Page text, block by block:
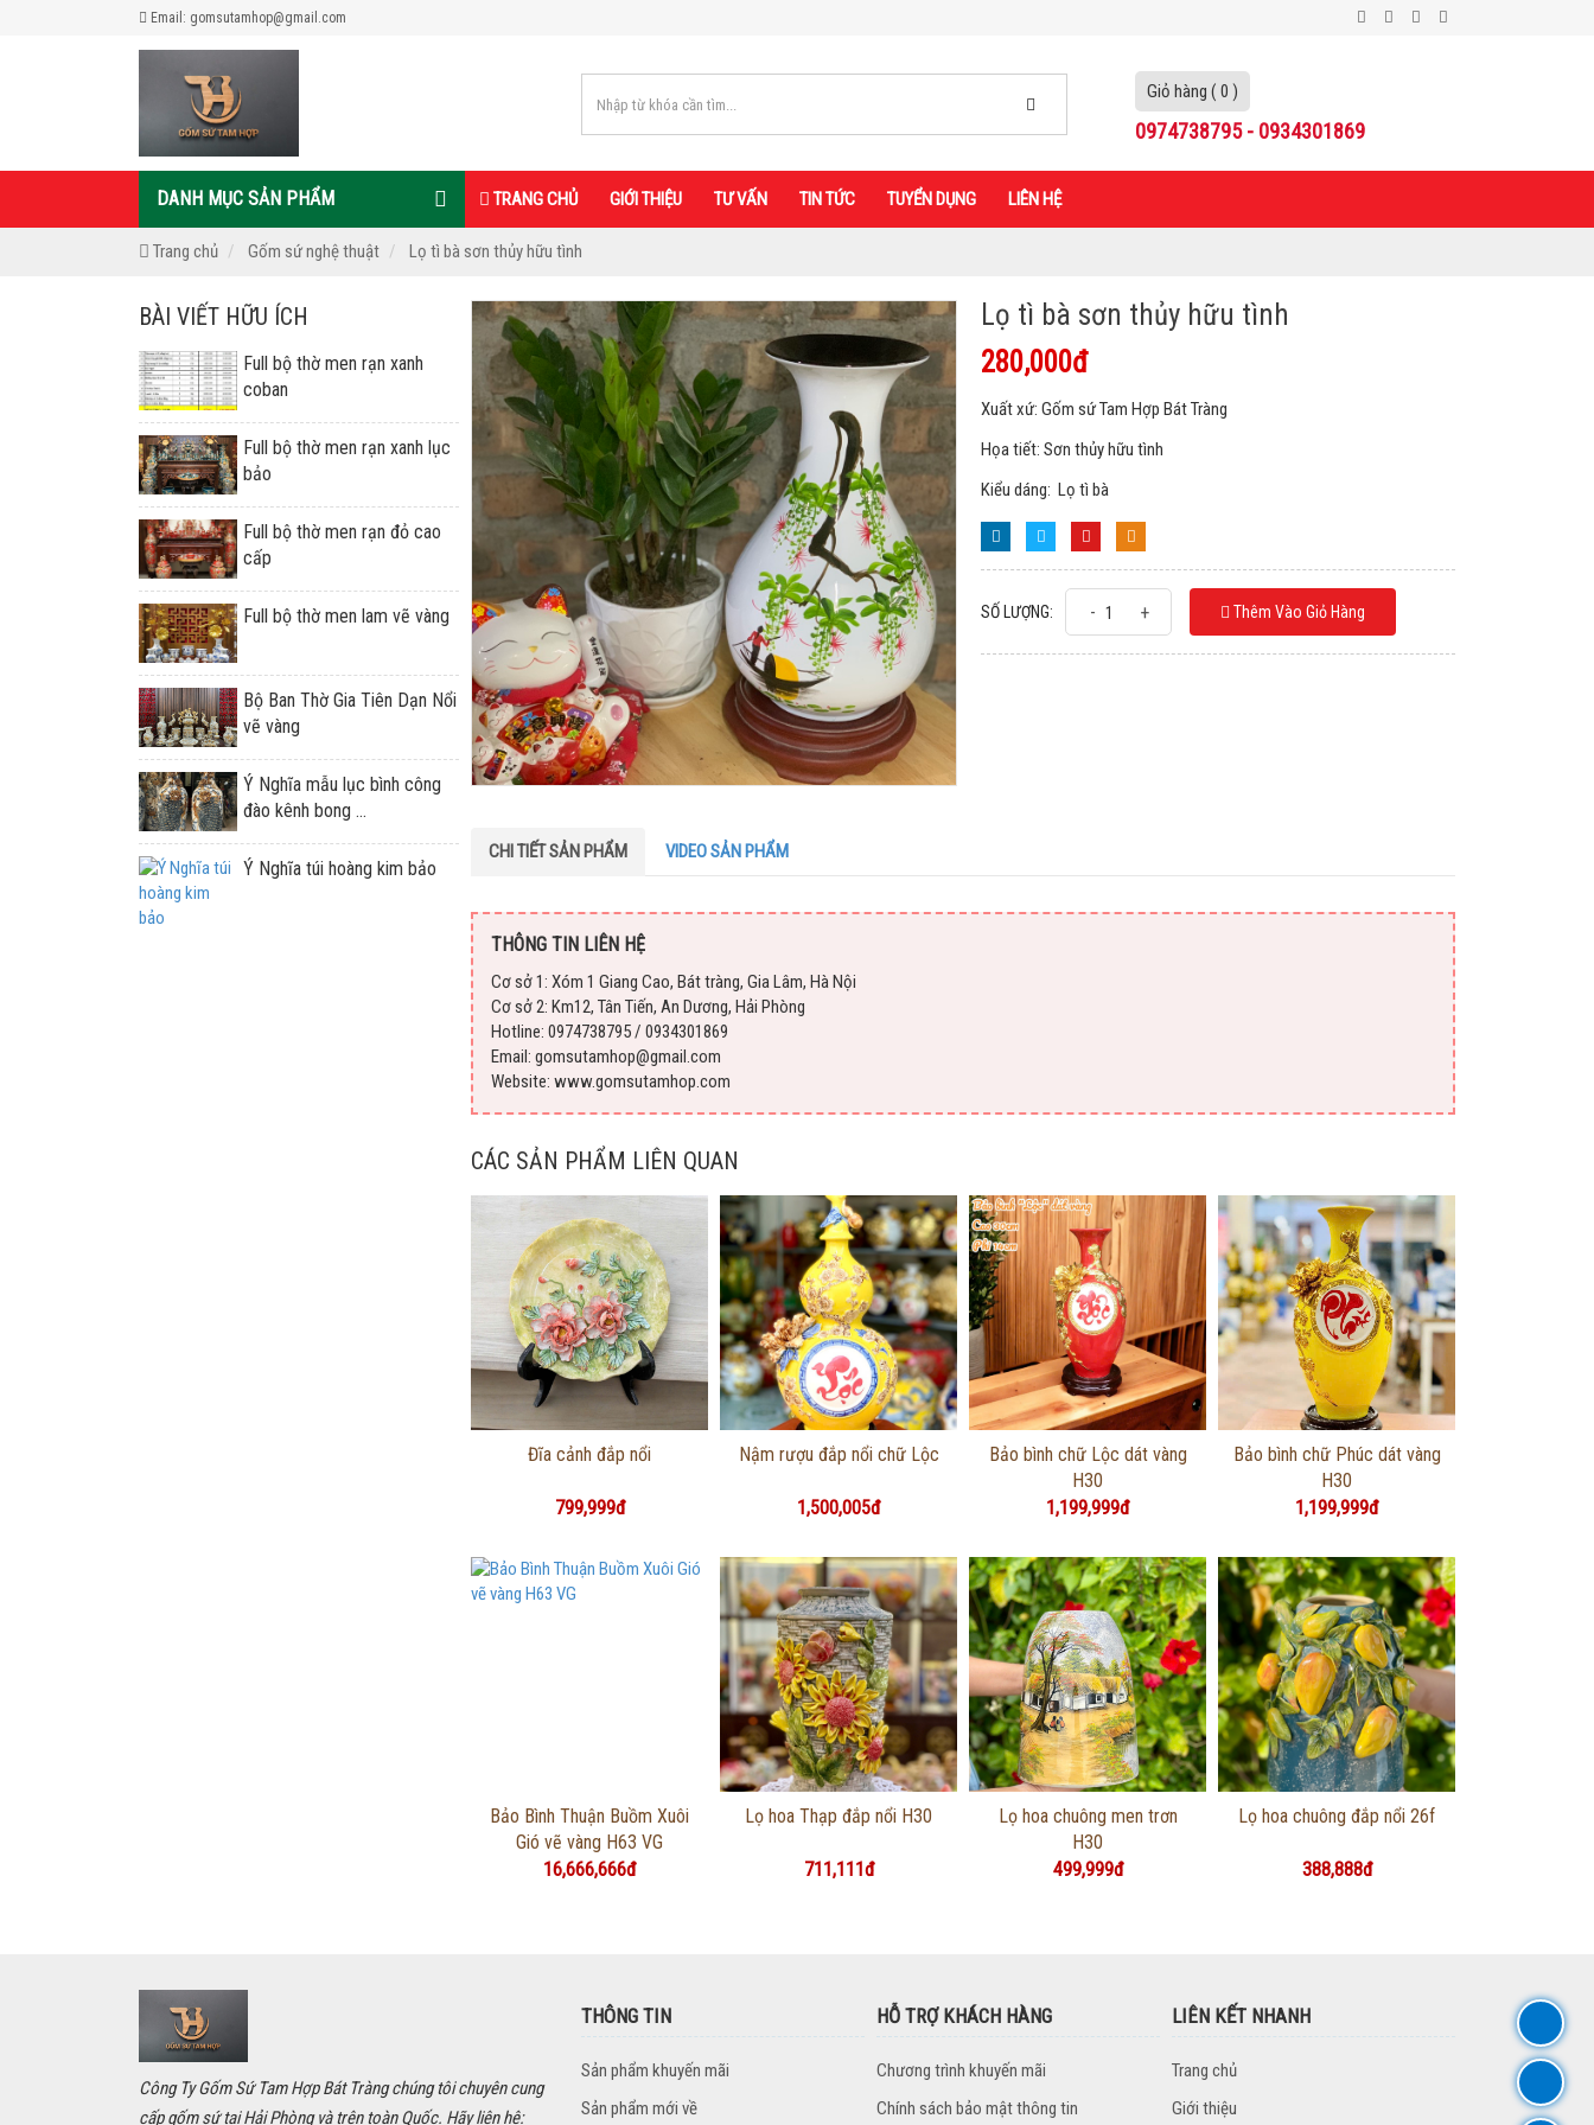
Email: gomsutamhop@gmail.com
Giỏ hàng ( 0 )
0974738795 - 0934301869
DANH MỤC SẢN PHẨM TRANG CHỦ GIỚI THIỆU TƯ VẤN TIN TỨC TUYỂN DỤNG LIÊN HỆ
Trang chủ Gốm sứ nghệ thuật Lọ tì bà sơn thủy hữu tình
BÀI VIẾT HỮU ÍCH
Full bộ thờ men rạn xanh
coban
Full bộ thờ men rạn xanh lục
bảo
Full bộ thờ men rạn đỏ cao
cấp
Full bộ thờ men lam vẽ vàng
Bộ Ban Thờ Gia Tiên Dạn Nổi
vẽ vàng
Ý Nghĩa mẫu lục bình công
đào kênh bong ...
Ý Nghĩa túi hoàng kim bảo
Lọ tì bà sơn thủy hữu tình
280,000đ
Xuất xứ: Gốm sứ Tam Hợp Bát Tràng
Họa tiết: Sơn thủy hữu tình
Kiểu dáng: Lọ tì bà
SỐ LƯỢNG: - + Thêm Vào Giỏ Hàng
CHI TIẾT SẢN PHẨM VIDEO SẢN PHẨM
THÔNG TIN LIÊN HỆ
Cơ sở 1: Xóm 1 Giang Cao, Bát tràng, Gia Lâm, Hà Nội
Cơ sở 2: Km12, Tân Tiến, An Dương, Hải Phòng
Hotline: 0974738795 / 0934301869
Email: gomsutamhop@gmail.com
Website: www.gomsutamhop.com
CÁC SẢN PHẨM LIÊN QUAN
Thông tin chi tiết
Đĩa cảnh đắp nổi
799,999đ
Thông tin chi tiết
Nậm rượu đắp nổi chữ Lộc
1,500,005đ
Thông tin chi tiết
Bảo bình chữ Lộc dát vàng
H30
1,199,999đ
Thông tin chi tiết
Bảo bình chữ Phúc dát vàng
H30
1,199,999đ
Thông tin chi tiết
Bảo Bình Thuận Buồm Xuôi
Gió vẽ vàng H63 VG
16,666,666đ
Thông tin chi tiết
Lọ hoa Thạp đắp nổi H30
711,111đ
Thông tin chi tiết
Lọ hoa chuông men trơn
H30
499,999đ
Thông tin chi tiết
Lọ hoa chuông đắp nổi 26f
388,888đ
Công Ty Gốm Sứ Tam Hợp Bát Tràng chúng tôi chuyên cung
cấp gốm sứ tại Hải Phòng và trên toàn Quốc. Hãy liên hệ:
THÔNG TIN
Sản phẩm khuyến mãi
Sản phẩm mới về
HỖ TRỢ KHÁCH HÀNG
Chương trình khuyến mãi
Chính sách bảo mật thông tin
LIÊN KẾT NHANH
Trang chủ
Giới thiệu